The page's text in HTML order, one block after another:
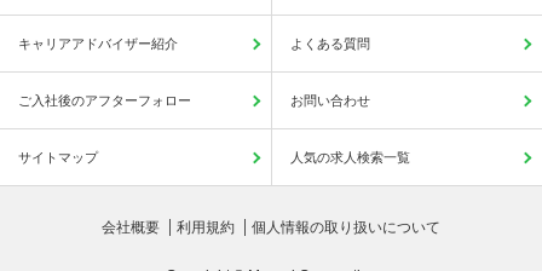
キャリアアドバイザー紹介 よくある質問
ご入社後のアフターフォロー お問い合わせ
サイトマップ 人気の求人検索一覧
会社概要 利用規約 個人情報の取り扱いについて